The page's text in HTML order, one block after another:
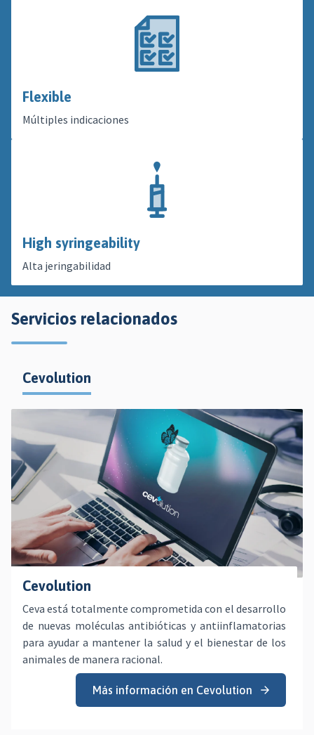
Flexible
Múltiples indicaciones
High syringeability
Alta jeringabilidad
Servicios relacionados
Cevolution
Cevolution
Ceva está totalmente comprometida con el desarrollo
de nuevas moléculas antibióticas y antiinflamatorias
para ayudar a mantener la salud y el bienestar de los
animales de manera racional.
Más información en Cevolution